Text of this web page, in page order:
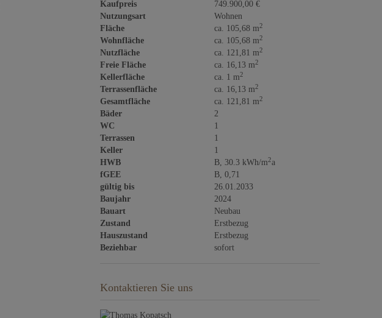
Kaufpreis
749.900,00 €
Nutzungsart
Wohnen
Fläche
ca. 105,68 m2
Wohnfläche ca. 105,68 m2
Nutzfläche ca. 121,81 m2
Freie Fläche ca. 16,13 m2
Kellerfläche ca. 1 m2
Terrassenfläche ca. 16,13 m2
Gesamtfläche ca. 121,81 m2
Bäder
2
WC
1
Terrassen
1
Keller
1
HWB
B, 30.3 kWh/m2a
fGEE
B, 0,71
gültig bis
26.01.2033
Baujahr
2024
Bauart
Neubau
Zustand
Erstbezug
Hauszustand
Erstbezug
Beziehbar
sofort
Kontaktieren Sie uns